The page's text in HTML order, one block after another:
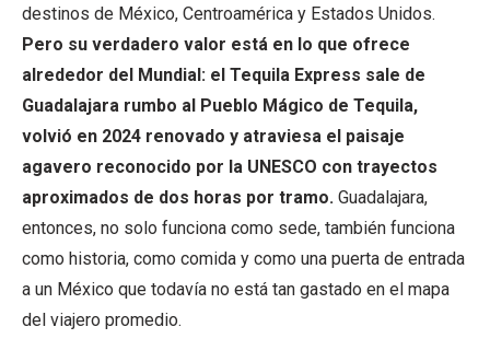
destinos de México, Centroamérica y Estados Unidos.
Pero su verdadero valor está en lo que ofrece
alrededor del Mundial: el Tequila Express sale de
Guadalajara rumbo al Pueblo Mágico de Tequila,
volvió en 2024 renovado y atraviesa el paisaje
agavero reconocido por la UNESCO con trayectos
aproximados de dos horas por tramo. Guadalajara,
entonces, no solo funciona como sede, también funciona
como historia, como comida y como una puerta de entrada
a un México que todavía no está tan gastado en el mapa
del viajero promedio.